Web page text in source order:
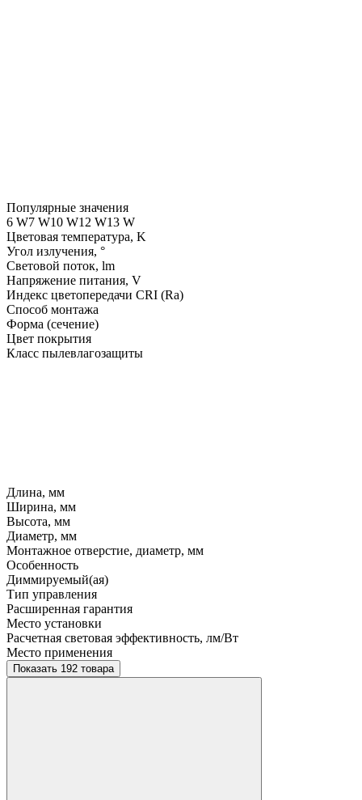
Популярные значения
6 W7 W10 W12 W13 W
Цветовая температура, K
Угол излучения, °
Световой поток, lm
Напряжение питания, V
Индекс цветопередачи CRI (Ra)
Способ монтажа
Форма (сечение)
Цвет покрытия
Класс пылевлагозащиты
Длина, мм
Ширина, мм
Высота, мм
Диаметр, мм
Монтажное отверстие, диаметр, мм
Особенность
Диммируемый(ая)
Тип управления
Расширенная гарантия
Место установки
Расчетная световая эффективность, лм/Вт
Место применения
Показать 192 товара